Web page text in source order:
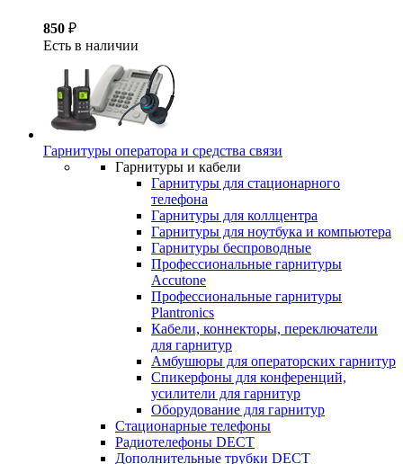
850 ₽
Есть в наличии
Гарнитуры оператора и средства связи
Гарнитуры и кабели
Гарнитуры для стационарного
телефона
Гарнитуры для коллцентра
Гарнитуры для ноутбука и компьютера
Гарнитуры беспроводные
Профессиональные гарнитуры
Accutone
Профессиональные гарнитуры
Plantronics
Кабели, коннекторы, переключатели
для гарнитур
Амбушюры для операторских гарнитур
Cпикерфоны для конференций,
усилители для гарнитур
Оборудование для гарнитур
Стационарные телефоны
Радиотелефоны DECT
Дополнительные трубки DECT